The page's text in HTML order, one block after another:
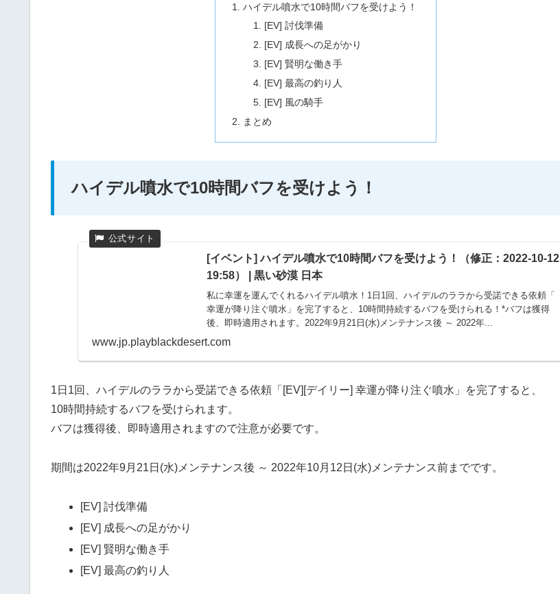
ハイデル噴水で10時間バフを受けよう！
[EV] 討伐準備
[EV] 成長への足がかり
[EV] 賢明な働き手
[EV] 最高の釣り人
[EV] 風の騎手
まとめ
ハイデル噴水で10時間バフを受けよう！
[イベント] ハイデル噴水で10時間バフを受けよう！（修正：2022-10-12
19:58） | 黒い砂漠 日本
私に幸運を運んでくれるハイデル噴水！1日1回、ハイデルのララから受諾できる依頼「
幸運が降り注ぐ噴水」を完了すると、10時間持続するバフを受けられる！*バフは獲得
後、即時適用されます。2022年9月21日(水)メンテナンス後 ～ 2022年...
www.jp.playblackdesert.com
1日1回、ハイデルのララから受諾できる依頼「[EV][デイリー] 幸運が降り注ぐ噴水」を完了すると、
10時間持続するバフを受けられます。
バフは獲得後、即時適用されますので注意が必要です。
期間は2022年9月21日(水)メンテナンス後 ～ 2022年10月12日(水)メンテナンス前までです。
[EV] 討伐準備
[EV] 成長への足がかり
[EV] 賢明な働き手
[EV] 最高の釣り人